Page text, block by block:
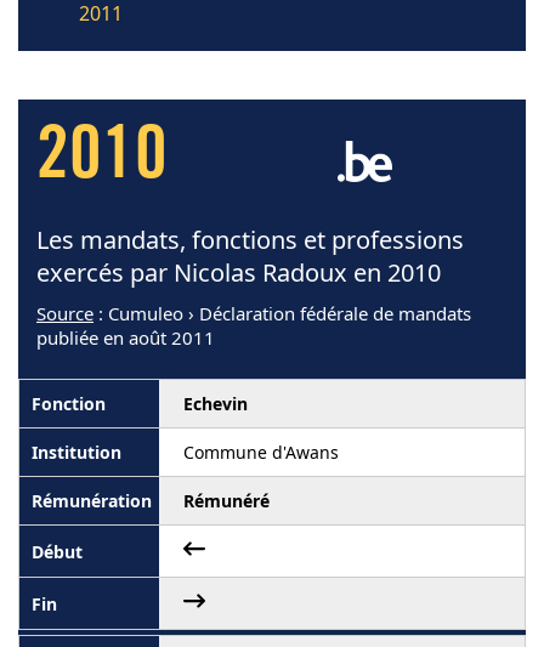
2011
2010
Les mandats, fonctions et professions
exercés par Nicolas Radoux en 2010
Source : Cumuleo › Déclaration fédérale de mandats
publiée en août 2011
Echevin
Commune d'Awans
Rémunéré